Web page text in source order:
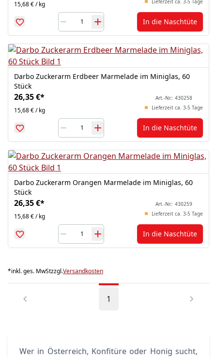
15,68 € / kg Lieferzeit ca. 3-5 Tage
In die Naschtüte
Darbo Zuckerarm Erdbeer Marmelade im Miniglas, 60
Stück
26,35 €*
15,68 € / kg
Art.-Nr.: 430258
Lieferzeit ca. 3-5 Tage
In die Naschtüte
Darbo Zuckerarm Orangen Marmelade im Miniglas, 60
Stück
26,35 €*
15,68 € / kg
Art.-Nr.: 430259
Lieferzeit ca. 3-5 Tage
In die Naschtüte
*inkl. ges. MwStzzgl.Versandkosten
1
Wer in Österreich, Konfitüre oder Honig sucht,